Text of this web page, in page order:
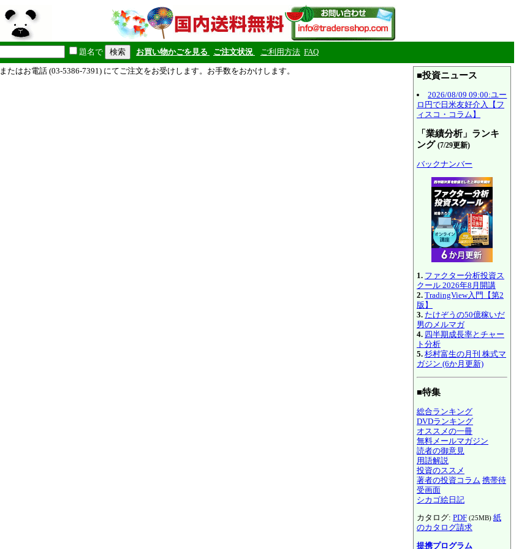
題名で お買い物かごを見る ご注文状況 ご利用方法 FAQ
またはお電話 (03-5386-7391) にてご注文をお受けします。お手数をおかけします。
■投資ニュース
2026/08/09 09:00:ユー
ロ円で日米友好介入【フ
ィスコ・コラム】
「業績分析」ランキ
ング (7/29更新)
バックナンバー
1. ファクター分析投資ス
クール 2026年8月開講
2. TradingView入門【第2
版】
3. たけぞうの50億稼いだ
男のメルマガ
4. 四半期成長率とチャー
ト分析
5. 杉村富生の月刊 株式マ
ガジン (6か月更新)
■特集
総合ランキング
DVDランキング
オススメの一冊
無料メールマガジン
読者の御意見
用語解説
投資のススメ
著者の投資コラム 携帯待
受画面
シカゴ絵日記
カタログ: PDF (25MB) 紙
のカタログ請求
提携プログラム